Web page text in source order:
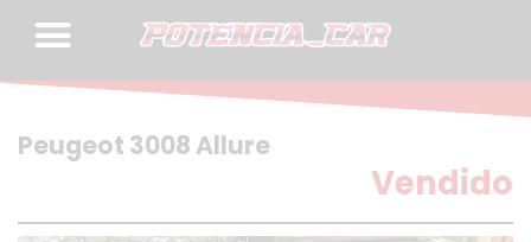
Peugeot 3008 Allure
Vendido